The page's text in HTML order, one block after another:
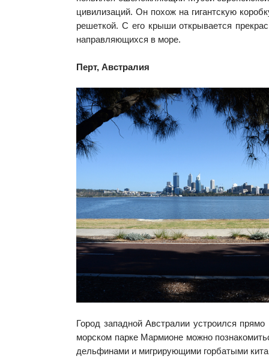
цивилизаций. Он похож на гигантскую
решеткой. С его крыши открывается
направляющихся в море.
Перт, Австралия
Город западной Австралии устроился
морском парке Мармионе можно
дельфинами и мигрирующими горбатыми